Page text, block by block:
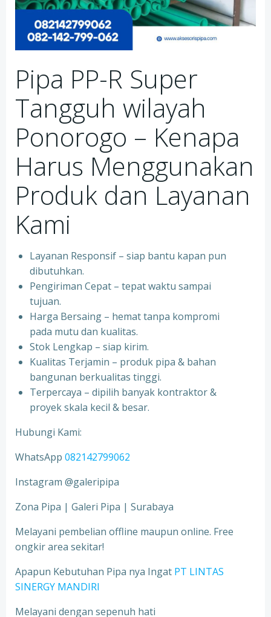
Pipa PP-R Super
Tangguh wilayah
Ponorogo – Kenapa
Harus Menggunakan
Produk dan Layanan
Kami
Layanan Responsif – siap bantu kapan pun
dibutuhkan.
Pengiriman Cepat – tepat waktu sampai
tujuan.
Harga Bersaing – hemat tanpa kompromi
pada mutu dan kualitas.
Stok Lengkap – siap kirim.
Kualitas Terjamin – produk pipa & bahan
bangunan berkualitas tinggi.
Terpercaya – dipilih banyak kontraktor &
proyek skala kecil & besar.
Hubungi Kami:
WhatsApp 082142799062
Instagram @galeripipa
Zona Pipa | Galeri Pipa | Surabaya
Melayani pembelian offline maupun online. Free
ongkir area sekitar!
Apapun Kebutuhan Pipa nya Ingat PT LINTAS
SINERGY MANDIRI
Melayani dengan sepenuh hati